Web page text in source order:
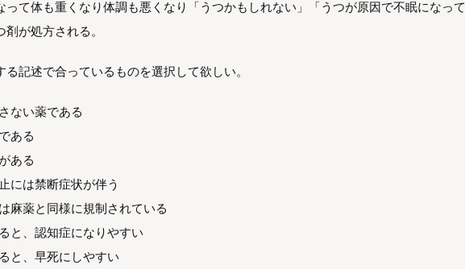
って体も重くなり体調も悪くなり「うつかもしれない」「うつが原因で不眠になって
が処方される。
る記述で合っているものを選択して欲しい。
ない薬である
ある
ある
には禁断症状が伴う
麻薬と同様に規制されている
と、認知症になりやすい
と、早死にしやすい